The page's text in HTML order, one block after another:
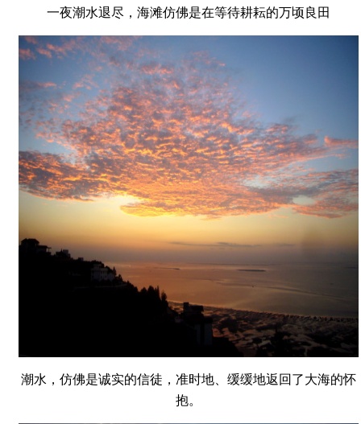
一夜潮水退尽，海滩仿佛是在等待耕耘的万顷良田
潮水，仿佛是诚实的信徒，准时地、缓缓地返回了大海的怀
抱。